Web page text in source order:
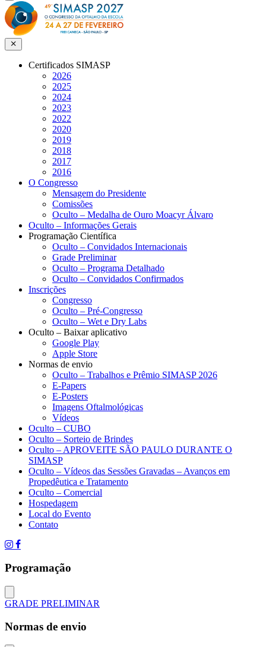
Close menu
Certificados SIMASP
2026
2025
2024
2023
2022
2020
2019
2018
2017
2016
O Congresso
Mensagem do Presidente
Comissões
Oculto – Medalha de Ouro Moacyr Álvaro
Oculto – Informações Gerais
Programação Científica
Oculto – Convidados Internacionais
Grade Preliminar
Oculto – Programa Detalhado
Oculto – Convidados Confirmados
Inscrições
Congresso
Oculto – Pré-Congresso
Oculto – Wet e Dry Labs
Oculto – Baixar aplicativo
Google Play
Apple Store
Normas de envio
Oculto – Trabalhos e Prêmio SIMASP 2026
E-Papers
E-Posters
Imagens Oftalmológicas
Vídeos
Oculto – CUBO
Oculto – Sorteio de Brindes
Oculto – APROVEITE SÃO PAULO DURANTE O
SIMASP
Oculto – Vídeos das Sessões Gravadas – Avanços em
Propedêutica e Tratamento
Oculto – Comercial
Hospedagem
Local do Evento
Contato
Programação
Close modal
GRADE PRELIMINAR
Normas de envio